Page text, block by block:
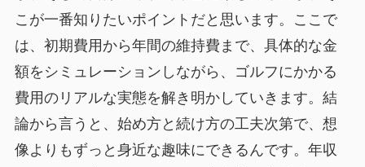
こが一番知りたいポイントだと思います。ここで
は、初期費用から年間の維持費まで、具体的な金
額をシミュレーションしながら、ゴルフにかかる
費用のリアルな実態を解き明かしていきます。結
論から言うと、始め方と続け方の工夫次第で、想
像よりもずっと身近な趣味にできるんです。年収